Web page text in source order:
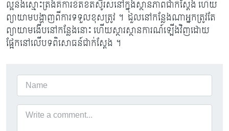
ល្អនិងស្មោះត្រង់គឺការខិតខំតស៊ូរស់នៅក្នុងស្ថានភាពជាក់ស្តែង ហើយ
ព្យាយាមបង្ហាញពីការទទួលខុសត្រូវ ។ ដួលនៅកន្លែងណាអ្នកត្រូវតែ
ព្យាយាមងើបនៅកន្លែងនោះ ហើយស្ថារស្ថានការណ៍ឡើងវិញដោយ
ផ្អែកនៅលើបទពិសោធន៍ជាក់ស្តែង ។